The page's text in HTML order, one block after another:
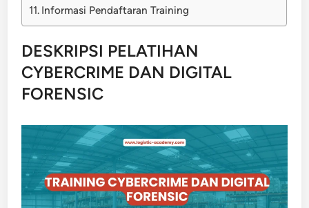
Informasi Pendaftaran Training
DESKRIPSI PELATIHAN
CYBERCRIME DAN DIGITAL
FORENSIC